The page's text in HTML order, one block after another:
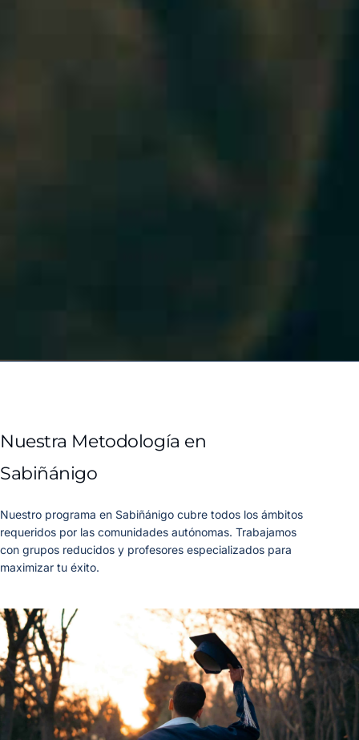
Nuestra Metodología en
Sabiñánigo
Nuestro programa en Sabiñánigo cubre todos los ámbitos
requeridos por las comunidades autónomas. Trabajamos
con grupos reducidos y profesores especializados para
maximizar tu éxito.